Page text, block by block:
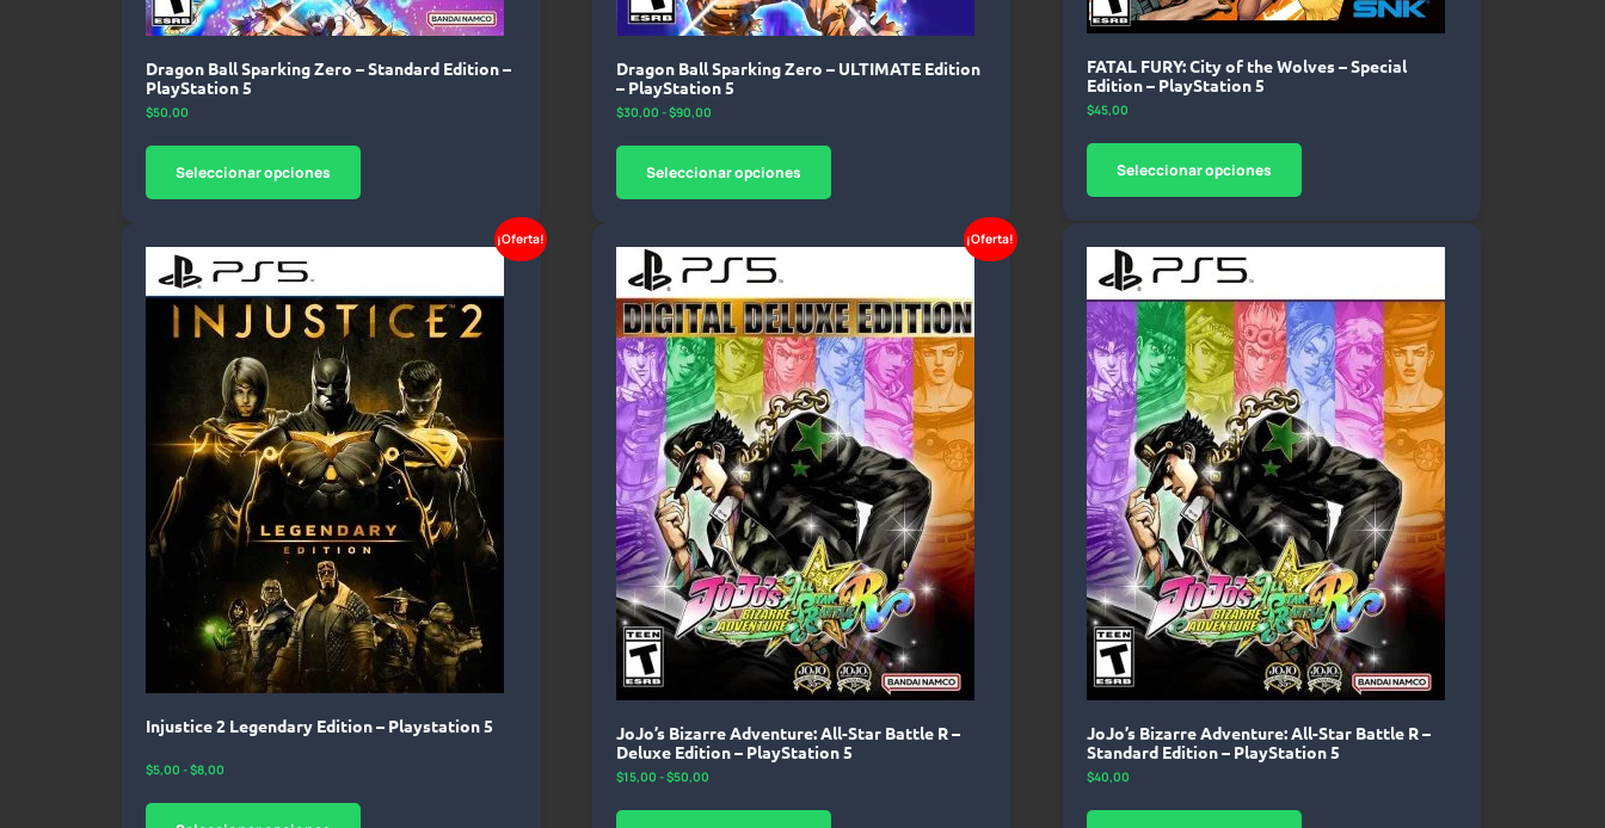
Dragon Ball Sparking Zero – Standard Edition –
PlayStation 5
$50,00
Seleccionar opciones
Dragon Ball Sparking Zero – ULTIMATE Edition
– PlayStation 5
$30,00 -$90,00
Seleccionar opciones
FATAL FURY: City of the Wolves – Special
Edition – PlayStation 5
$45,00
Seleccionar opciones
¡Oferta!
Injustice 2 Legendary Edition – Playstation 5
$5,00 -$8,00
¡Oferta!
JoJo’s Bizarre Adventure: All-Star Battle R –
Deluxe Edition – PlayStation 5
$15,00 -$50,00
JoJo’s Bizarre Adventure: All-Star Battle R –
Standard Edition – PlayStation 5
$40,00